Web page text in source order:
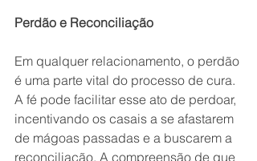
Perdão e Reconciliação
Em qualquer relacionamento, o perdão
é uma parte vital do processo de cura.
A fé pode facilitar esse ato de perdoar,
incentivando os casais a se afastarem
de mágoas passadas e a buscarem a
reconciliação. A compreensão de que